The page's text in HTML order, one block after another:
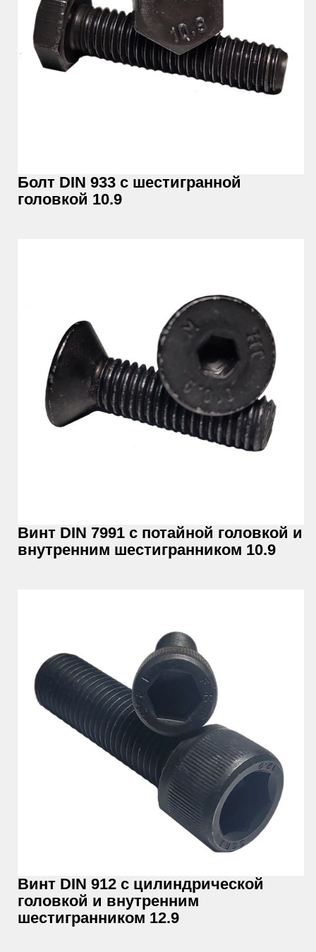
Болт DIN 933 с шестигранной
головкой 10.9
Винт DIN 7991 с потайной головкой и
внутренним шестигранником 10.9
Винт DIN 912 с цилиндрической
головкой и внутренним
шестигранником 12.9